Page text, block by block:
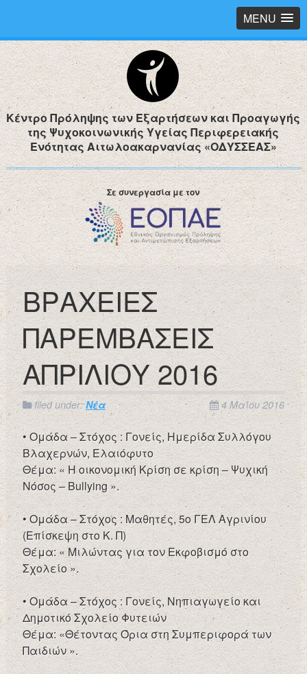
MENU
Κέντρο Πρόληψης των Εξαρτήσεων και Προαγωγής
της Ψυχοκοινωνικής Υγείας Περιφερειακής
Ενότητας Αιτωλοακαρνανίας «ΟΔΥΣΣΕΑΣ»
Σε συνεργασία με τον
ΒΡΑΧΕΙΕΣ
ΠΑΡΕΜΒΑΣΕΙΣ
ΑΠΡΙΛΙΟΥ 2016
4 Μαΐου 2016
filed under:Νέα
• Ομάδα – Στόχος : Γονείς, Ημερίδα Συλλόγου
Βλαχερνών, Ελαιόφυτο
Θέμα: « Η οικονομική Κρίση σε κρίση – Ψυχική
Nόσος – Bullying ».
• Ομάδα – Στόχος : Μαθητές, 5ο ΓΕΛ Αγρινίου
(Επίσκεψη στο Κ. Π)
Θέμα: « Μιλώντας για τον Eκφοβισμό στο
Σχολείο ».
• Ομάδα – Στόχος : Γονείς, Νηπιαγωγείο και
Δημοτικό Σχολείο Φυτειών
Θέμα: «Θέτοντας Όρια στη Συμπεριφορά των
Παιδιών ».